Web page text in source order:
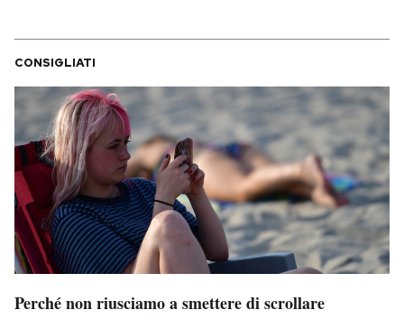
CONSIGLIATI
Perché non riusciamo a smettere di scrollare